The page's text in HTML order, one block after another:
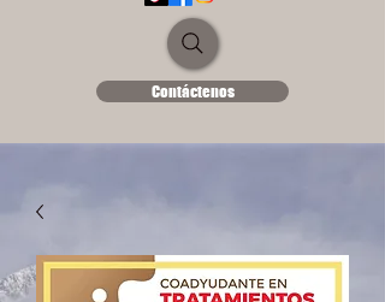
Contáctenos